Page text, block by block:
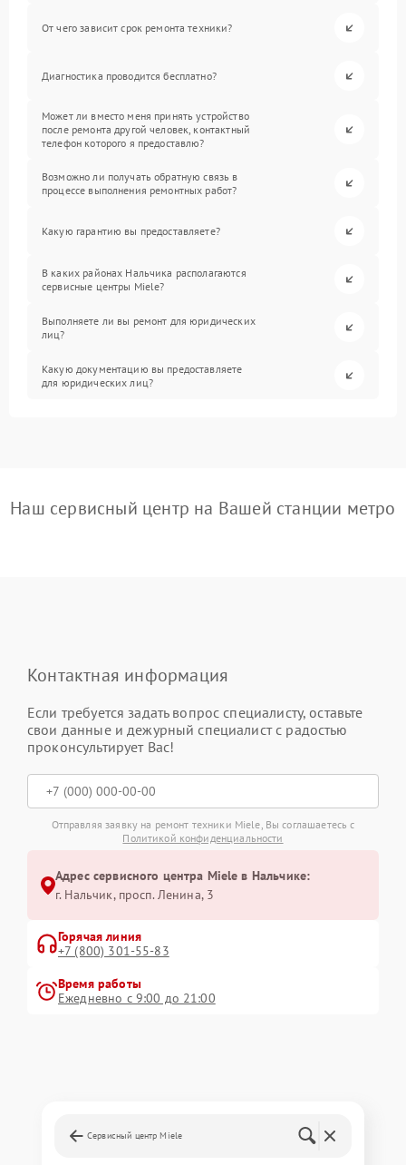
От чего зависит срок ремонта техники?
Диагностика проводится бесплатно?
Может ли вместо меня принять устройство
после ремонта другой человек, контактный
телефон которого я предоставлю?
Возможно ли получать обратную связь в
процессе выполнения ремонтных работ?
Какую гарантию вы предоставляете?
В каких районах Нальчика располагаются
сервисные центры Miele?
Выполняете ли вы ремонт для юридических
лиц?
Какую документацию вы предоставляете
для юридических лиц?
Наш сервисный центр на Вашей станции метро
Контактная информация
Если требуется задать вопрос специалисту, оставьте
свои данные и дежурный специалист с радостью
проконсультирует Вас!
Отправляя заявку на ремонт техники Miele, Вы соглашаетесь с
Политикой конфиденциальности
Адрес сервисного центра Miele в Нальчике:
г. Нальчик, просп. Ленина, 3
Горячая линия
+7 (800) 301-55-83
Время работы
Ежедневно с 9:00 до 21:00
Сервисный центр Miele